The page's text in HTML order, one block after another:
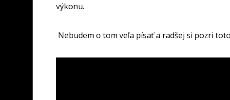
výkonu.
Nebudem o tom veľa písať a radšej si pozri